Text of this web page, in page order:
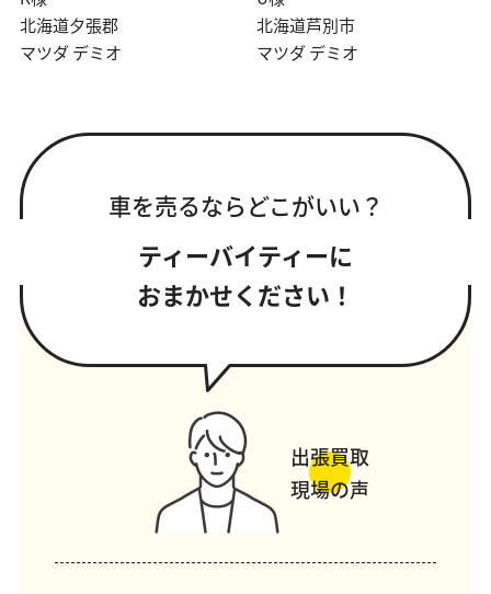
北海道夕張郡
マツダ デミオ
北海道芦別市
マツダ デミオ
車を売るならどこがいい？
ティーバイティーに
おまかせください！
出張買取
現場の声